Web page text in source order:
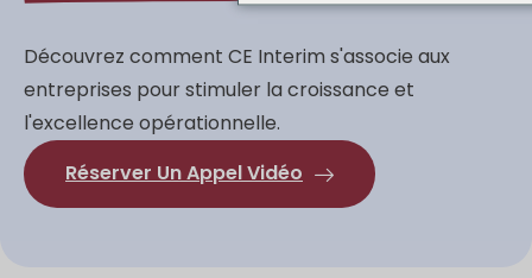
Découvrez comment CE Interim s'associe aux
entreprises pour stimuler la croissance et
l'excellence opérationnelle.
Réserver Un Appel Vidéo